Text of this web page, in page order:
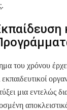
του χρόνου
μια εντελώς